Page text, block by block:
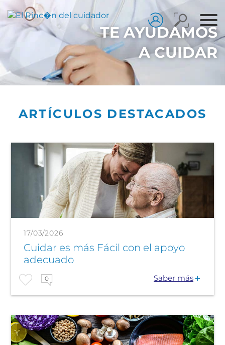
TE AYUDAMOS
A CUIDAR
ARTÍCULOS DESTACADOS
17/03/2026
Cuidar es más Fácil con el apoyo
adecuado
0 Saber más